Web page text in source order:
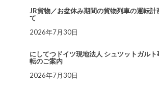
JR貨物／お盆休み期間の貨物列車の運転計
て
2026年7月30日
にしてつドイツ現地法人 シュツットガルト
転のご案内
2026年7月30日